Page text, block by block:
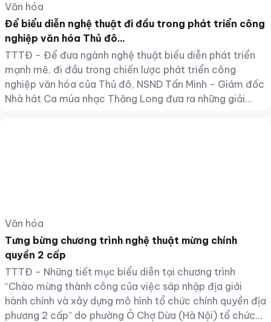
Văn hóa
Để biểu diễn nghệ thuật đi đầu trong phát triển công
nghiệp văn hóa Thủ đô...
TTTĐ - Để đưa ngành nghệ thuật biểu diễn phát triển
mạnh mẽ, đi đầu trong chiến lược phát triển công
nghiệp văn hóa của Thủ đô, NSND Tấn Minh - Giám đốc
Nhà hát Ca múa nhạc Thăng Long đưa ra những giải
Văn hóa
Tưng bừng chương trình nghệ thuật mừng chính
quyền 2 cấp
TTTĐ - Những tiết mục biểu diễn tại chương trình
“Chào mừng thành công của việc sáp nhập địa giới
hành chính và xây dựng mô hình tổ chức chính quyền địa
phương 2 cấp” do phường Ô Chợ Dừa (Hà Nội) tổ chức